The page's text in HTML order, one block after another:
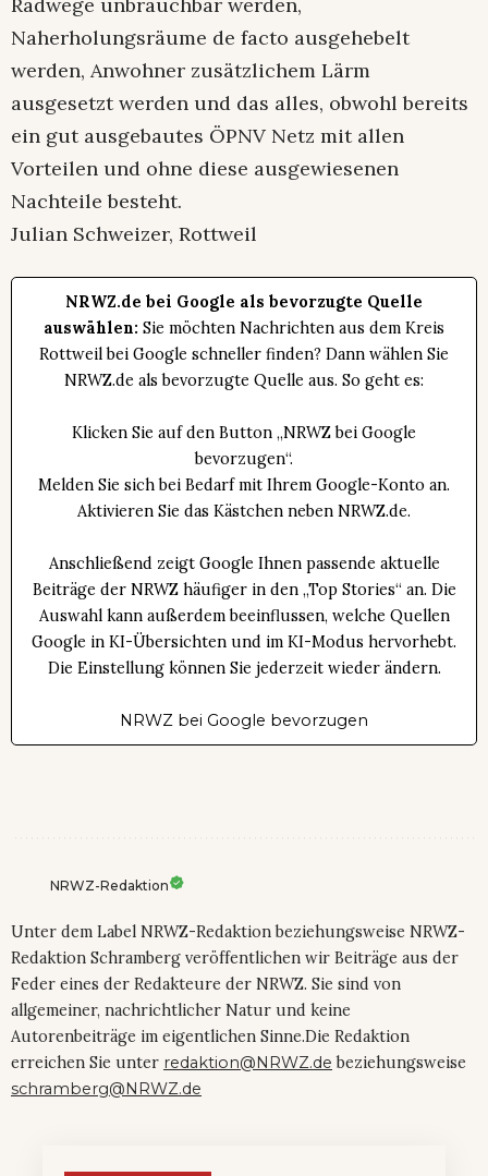
Naherholungsräume de facto ausgehebelt
werden, Anwohner zusätzlichem Lärm
ausgesetzt werden und das alles, obwohl bereits
ein gut ausgebautes ÖPNV Netz mit allen
Vorteilen und ohne diese ausgewiesenen
Nachteile besteht.
Julian Schweizer, Rottweil
NRWZ.de bei Google als bevorzugte Quelle
auswählen: Sie möchten Nachrichten aus dem Kreis
Rottweil bei Google schneller finden? Dann wählen Sie
NRWZ.de als bevorzugte Quelle aus. So geht es:
Klicken Sie auf den Button „NRWZ bei Google
bevorzugen“.
Melden Sie sich bei Bedarf mit Ihrem Google-Konto an.
Aktivieren Sie das Kästchen neben NRWZ.de.
Anschließend zeigt Google Ihnen passende aktuelle
Beiträge der NRWZ häufiger in den „Top Stories“ an. Die
Auswahl kann außerdem beeinflussen, welche Quellen
Google in KI-Übersichten und im KI-Modus hervorhebt.
Die Einstellung können Sie jederzeit wieder ändern.
NRWZ bei Google bevorzugen
NRWZ-Redaktion
Unter dem Label NRWZ-Redaktion beziehungsweise NRWZ-
Redaktion Schramberg veröffentlichen wir Beiträge aus der
Feder eines der Redakteure der NRWZ. Sie sind von
allgemeiner, nachrichtlicher Natur und keine
Autorenbeiträge im eigentlichen Sinne.Die Redaktion
erreichen Sie unter redaktion@NRWZ.de beziehungsweise
schramberg@NRWZ.de